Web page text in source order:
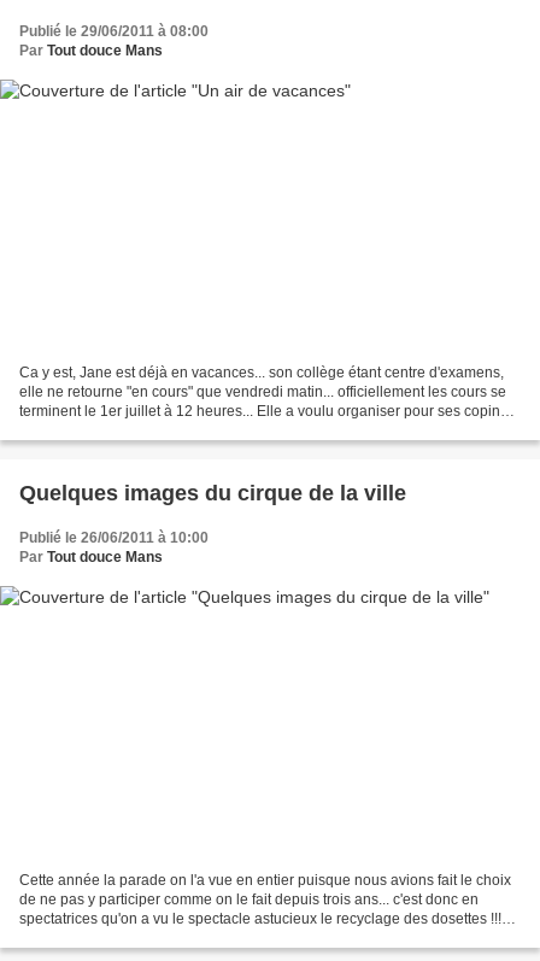
Publié le 29/06/2011 à 08:00
Par Tout douce Mans
Ca y est, Jane est déjà en vacances... son collège étant centre d'examens,
elle ne retourne "en cours" que vendredi matin... officiellement les cours se
terminent le 1er juillet à 12 heures... Elle a voulu organiser pour ses copines
Quelques images du cirque de la ville
Publié le 26/06/2011 à 10:00
Par Tout douce Mans
Cette année la parade on l'a vue en entier puisque nous avions fait le choix
de ne pas y participer comme on le fait depuis trois ans... c'est donc en
spectatrices qu'on a vu le spectacle astucieux le recyclage des dosettes !!!